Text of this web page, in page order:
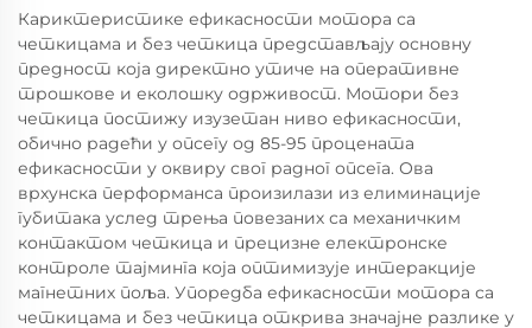
Кариктеристике ефикасности мотора са
четкицама и без четкица представљају основну
предност која директно утиче на оперативне
трошкове и еколошку одрживост. Мотори без
четкица постижу изузетан ниво ефикасности,
обично радећи у опсегу од 85-95 процената
ефикасности у оквиру свог радног опсега. Ова
врхунска перформанса произилази из елиминације
губитака услед трења повезаних са механичким
контактом четкица и прецизне електронске
контроле тајминга која оптимизује интеракције
магнетних поља. Упоредба ефикасности мотора са
четкицама и без четкица открива значајне разлике у